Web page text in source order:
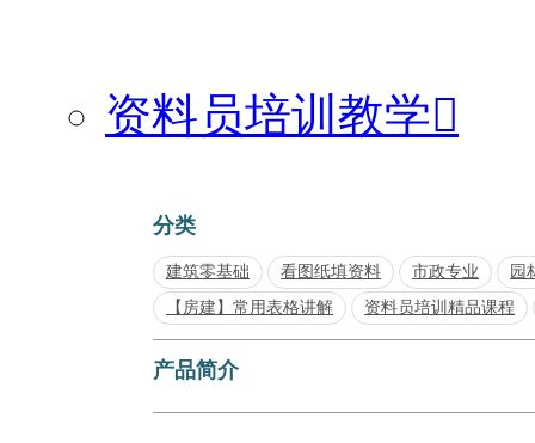
资料员培训教学
分类
建筑零基础 看图纸填资料 市政专业
园
【房建】常用表格讲解
资料员培训精品课程
产品简介